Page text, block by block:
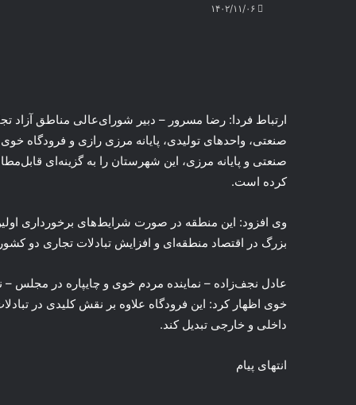
۱۴۰۲/۱۱/۰۶
ارتباط فردا: رضا مسرور – دبیر شورای‌عالی مناطق آزاد
صنعتی، واحدهای تولیدی، پایانه مرزی رازی و فرودگاه
صنعتی و پایانه مرزی، این شهرستان را به گزینه‌ای
کرده است.
وی افزود: این منطقه در صورت شرایط‌های برخورداری
بزرگ در اقتصاد منطقه‌ای و افزایش تبادلات تجاری دو کشور
خوی اظهار کرد: این فرودگاه علاوه بر نقش کلیدی در
داخلی و خارجی تبدیل کند.
انتهای پیام